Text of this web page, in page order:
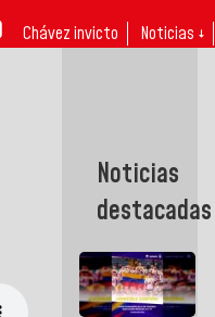
Chávez invicto Noticias ↓
Noticias
destacadas